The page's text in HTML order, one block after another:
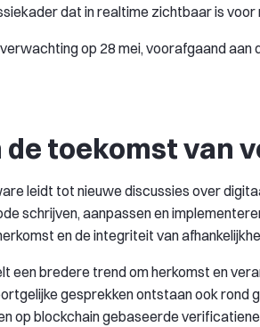
dat in realtime zichtbaar is
op 28 mei, voorafgaand aan
de toekomst van
leidt tot nieuwe discussies over
schrijven, aanpassen en
en de integriteit van
een bredere trend om herkomst en
gesprekken ontstaan ook rond
op blockchain gebaseerde